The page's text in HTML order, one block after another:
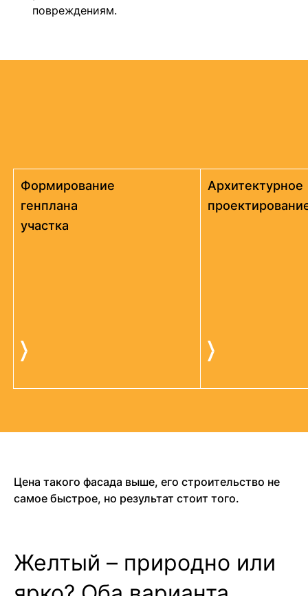
повреждениям.
Формирование
генплана
участка
Архитектурное
Цена такого фасада выше, его строительство не
самое быстрое, но результат стоит того.
Желтый – природно или